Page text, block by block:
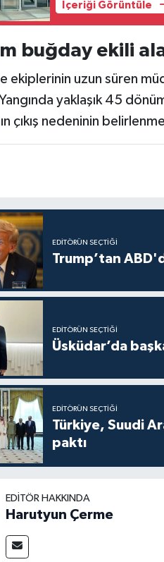
İçeriği Görüntüle
buğday ekili
ekiplerinin uzun süren
yaklaşık 45
çıkış nedeninin
EDITÖRÜN SEÇTIĞI
Trump’tan
EDITÖRÜN SEÇTIĞI
Üsküdar’da
EDITÖRÜN SEÇTIĞI
Türkiye, Suudi
paktı
EDITÖR HAKKINDA
Harutyun Çerme